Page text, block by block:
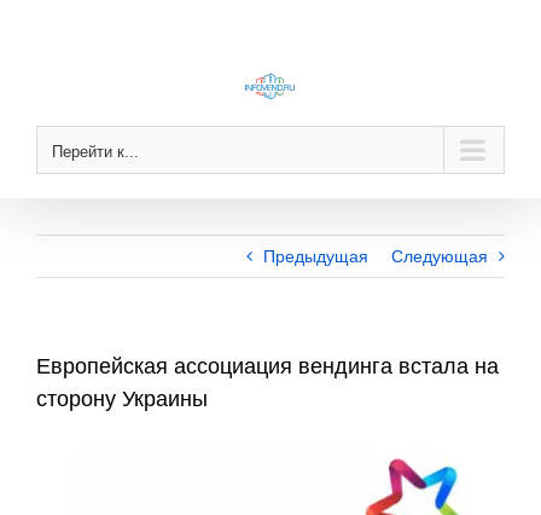
Перейти к...
Предыдущая Следующая
Европейская ассоциация вендинга встала на
сторону Украины